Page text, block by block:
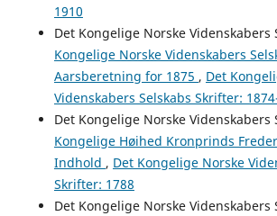
1910
Det Kongelige Norske Videnskabers
Kongelige Norske Videnskabers
Aarsberetning for 1875 , Det
Videnskabers Selskabs Skrifter:
Det Kongelige Norske Videnskabers
Kongelige Høihed Kronprinds
Indhold , Det Kongelige Norske
Skrifter: 1788
Det Kongelige Norske Videnskabers